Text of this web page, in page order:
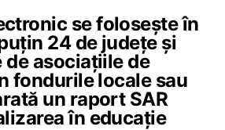
se folosește în
24 de județe și
asociațiile de
fondurile locale sau
un raport SAR
în educație